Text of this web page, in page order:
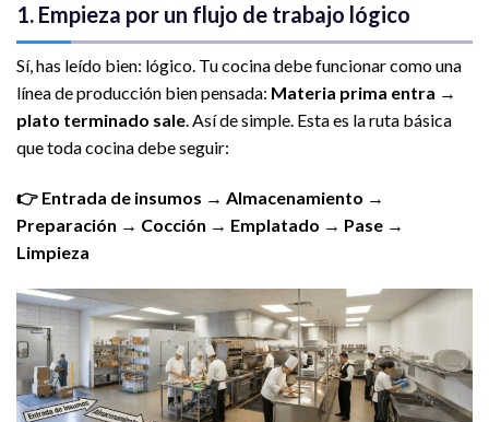
1. Empieza por un flujo de trabajo lógico
Sí, has leído bien: lógico. Tu cocina debe funcionar como una
línea de producción bien pensada: Materia prima entra →
plato terminado sale. Así de simple. Esta es la ruta básica
que toda cocina debe seguir:
👉 Entrada de insumos → Almacenamiento →
Preparación → Cocción → Emplatado → Pase →
Limpieza